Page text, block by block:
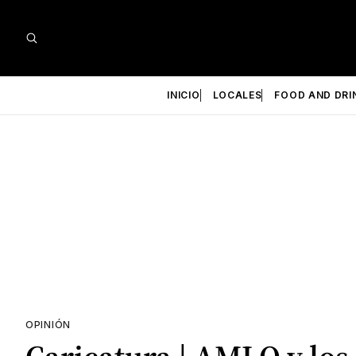
INICIO LOCALES FOOD AND
OPINIÓN